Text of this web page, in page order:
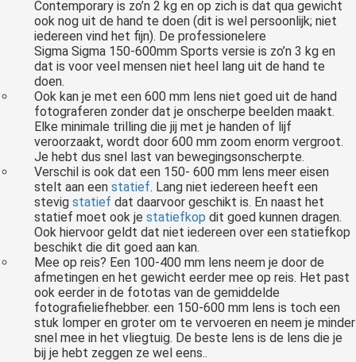
Contemporary is zo’n 2 kg en op zich is dat qua gewicht
ook nog uit de hand te doen (dit is wel persoonlijk; niet
iedereen vind het fijn). De professionelere
Sigma Sigma 150-600mm Sports versie is zo’n 3 kg en
dat is voor veel mensen niet heel lang uit de hand te
doen.
Ook kan je met een 600 mm lens niet goed uit de hand
fotograferen zonder dat je onscherpe beelden maakt.
Elke minimale trilling die jij met je handen of lijf
veroorzaakt, wordt door 600 mm zoom enorm vergroot.
Je hebt dus snel last van bewegingsonscherpte.
Verschil is ook dat een 150- 600 mm lens meer eisen
stelt aan eenstatief. Lang niet iedereen heeft een
stevigstatief dat daarvoor geschikt is. En naast het
statief moet ook je statiefkop dit goed kunnen dragen.
Ook hiervoor geldt dat niet iedereen over een statiefkop
beschikt die dit goed aan kan.
Mee op reis? Een 100-400 mm lens neem je door de
afmetingen en het gewicht eerder mee op reis. Het past
ook eerder in de fototas van de gemiddelde
fotografieliefhebber. een 150-600 mm lens is toch een
stuk lomper en groter om te vervoeren en neem je minder
snel mee in het vliegtuig. De beste lens is de lens die je
bij je hebt zeggen ze wel eens..